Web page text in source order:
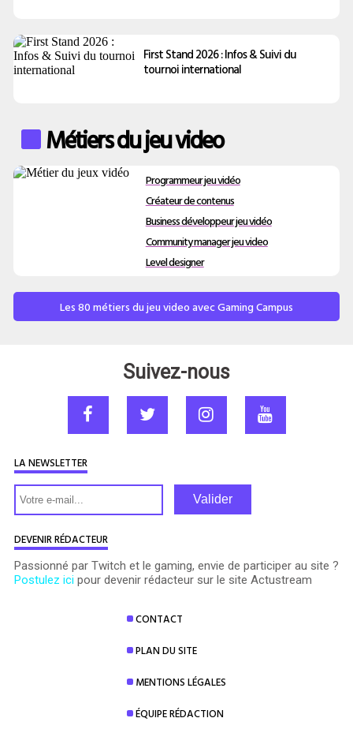
First Stand 2026 : Infos & Suivi du
tournoi international
Métiers du jeu video
Programmeur jeu vidéo
Créateur de contenus
Business développeur jeu vidéo
Community manager jeu video
Level designer
Les 80 métiers du jeu video avec Gaming Campus
CONTACT
PLAN DU SITE
MENTIONS LÉGALES
ÉQUIPE RÉDACTION
Suivez-nous
LA NEWSLETTER
Valider
DEVENIR RÉDACTEUR
Passionné par Twitch et le gaming, envie de participer au site ?
Postulez ici pour devenir rédacteur sur le site Actustream